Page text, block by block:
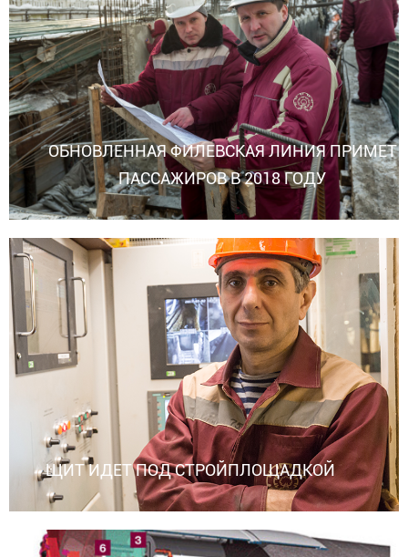
ОБНОВЛЕННАЯ ФИЛЕВСКАЯ ЛИНИЯ ПРИМЕТ
ПАССАЖИРОВ В 2018 ГОДУ
ЩИТ ИДЕТ ПОД СТРОЙПЛОЩАДКОЙ